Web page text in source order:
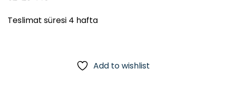
Teslimat süresi 4 hafta
Add to wishlist